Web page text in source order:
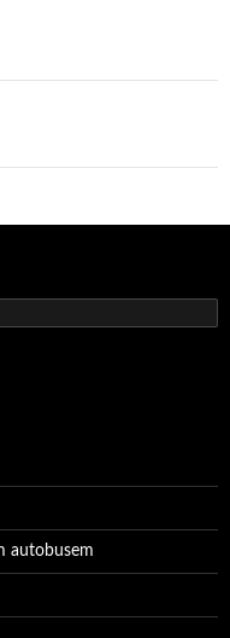
autobusem